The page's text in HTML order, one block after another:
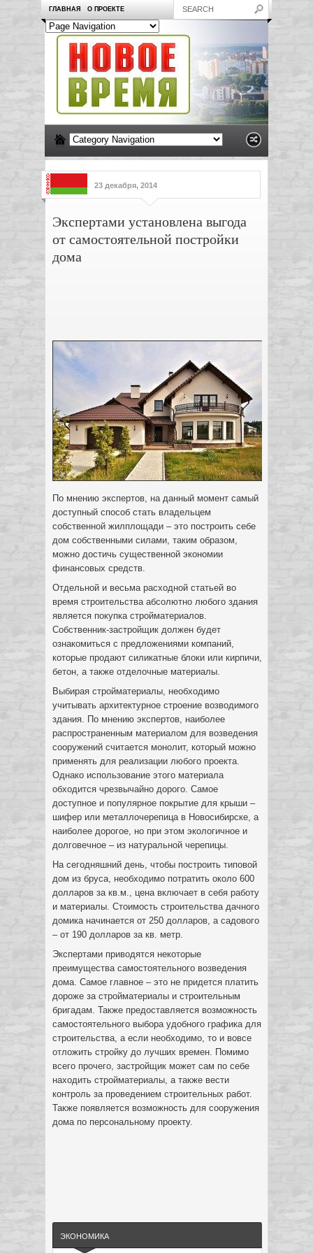
ГЛАВНАЯ О ПРОЕКТЕ
23 декабря, 2014
Экспертами установлена выгода
от самостоятельной постройки
дома
По мнению экспертов, на данный момент самый
доступный способ стать владельцем
собственной жилплощади – это построить себе
дом собственными силами, таким образом,
можно достичь существенной экономии
финансовых средств.
Отдельной и весьма расходной статьей во
время строительства абсолютно любого здания
является покупка стройматериалов.
Собственник-застройщик должен будет
ознакомиться с предложениями компаний,
которые продают силикатные блоки или кирпичи,
бетон, а также отделочные материалы.
Выбирая стройматериалы, необходимо
учитывать архитектурное строение возводимого
здания. По мнению экспертов, наиболее
распространенным материалом для возведения
сооружений считается монолит, который можно
применять для реализации любого проекта.
Однако использование этого материала
обходится чрезвычайно дорого. Самое
доступное и популярное покрытие для крыши –
шифер или металлочерепица в Новосибирске, а
наиболее дорогое, но при этом экологичное и
долговечное – из натуральной черепицы.
На сегодняшний день, чтобы построить типовой
дом из бруса, необходимо потратить около 600
долларов за кв.м., цена включает в себя работу
и материалы. Стоимость строительства дачного
домика начинается от 250 долларов, а садового
– от 190 долларов за кв. метр.
Экспертами приводятся некоторые
преимущества самостоятельного возведения
дома. Самое главное – это не придется платить
дороже за стройматериалы и строительным
бригадам. Также предоставляется возможность
самостоятельного выбора удобного графика для
строительства, а если необходимо, то и вовсе
отложить стройку до лучших времен. Помимо
всего прочего, застройщик может сам по себе
находить стройматериалы, а также вести
контроль за проведением строительных работ.
Также появляется возможность для сооружения
дома по персональному проекту.
ЭКОНОМИКА